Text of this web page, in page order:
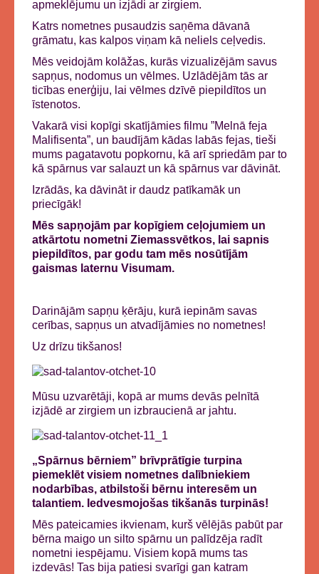
apmeklējumu un izjādi ar zirgiem.
Katrs nometnes pusaudzis saņēma dāvanā
grāmatu, kas kalpos viņam kā neliels ceļvedis.
Mēs veidojām kolāžas, kurās vizualizējām savus
sapņus, nodomus un vēlmes. Uzlādējām tās ar
ticības enerģiju, lai vēlmes dzīvē piepildītos un
īstenotos.
Vakarā visi kopīgi skatījāmies filmu ”Melnā feja
Malifisenta”, un baudījām kādas labās fejas, tieši
mums pagatavotu popkornu, kā arī spriedām par to
kā spārnus var salauzt un kā spārnus var dāvināt.
Izrādās, ka dāvināt ir daudz patīkamāk un
priecīgāk!
Mēs sapņojām par kopīgiem ceļojumiem un
atkārtotu nometni Ziemassvētkos, lai sapnis
piepildītos, par godu tam mēs nosūtījām
gaismas laternu Visumam.
Darinājām sapņu ķērāju, kurā iepinām savas
cerības, sapņus un atvadījāmies no nometnes!
Uz drīzu tikšanos!
Mūsu uzvarētāji, kopā ar mums devās pelnītā
izjādē ar zirgiem un izbraucienā ar jahtu.
„Spārnus bērniem” brīvprātīgie turpina
piemeklēt visiem nometnes dalībniekiem
nodarbības, atbilstoši bērnu interesēm un
talantiem. Iedvesmojošas tikšanās turpinās!
Mēs pateicamies ikvienam, kurš vēlējās pabūt par
bērna maigo un silto spārnu un palīdzēja radīt
nometni iespējamu. Visiem kopā mums tas
izdevās! Tas bija patiesi svarīgi gan katram